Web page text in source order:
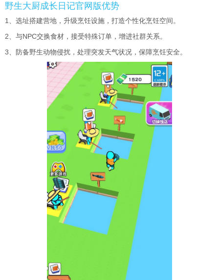
野生大厨成长日记官网版优势
1、选址搭建营地，升级烹饪设施，打造个性化烹饪空间。
2、与NPC交换食材，接受特殊订单，增进社群关系。
3、防备野生动物侵扰，处理突发天气状况，保障烹饪安全。